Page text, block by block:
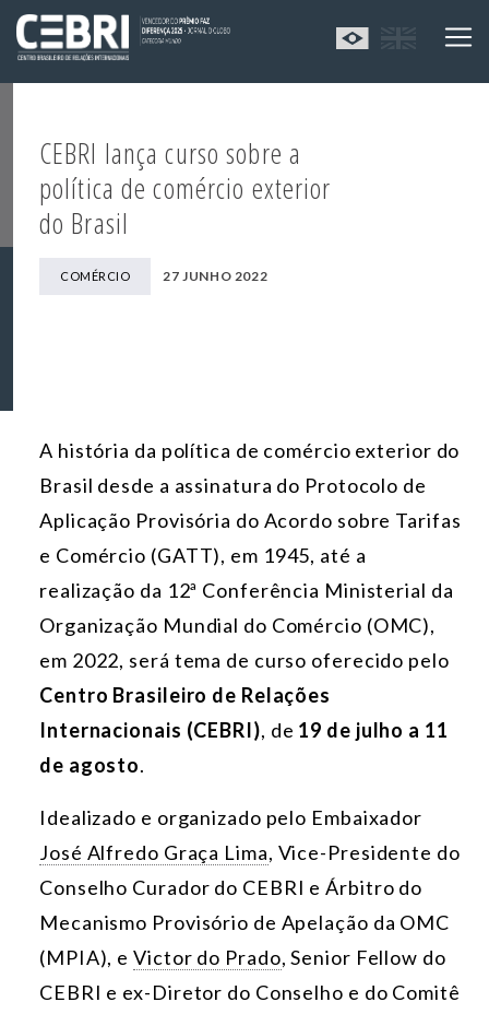
CEBRI lança curso sobre a
política de comércio exterior
do Brasil
COMÉRCIO 27 JUNHO 2022
A história da política de comércio exterior do
Brasil desde a assinatura do Protocolo de
Aplicação Provisória do Acordo sobre Tarifas
e Comércio (GATT), em 1945, até a
realização da 12ª Conferência Ministerial da
Organização Mundial do Comércio (OMC),
em 2022, será tema de curso oferecido pelo
Centro Brasileiro de Relações
Internacionais (CEBRI), de 19 de julho a 11
de agosto.
Idealizado e organizado pelo Embaixador
José Alfredo Graça Lima, Vice-Presidente do
Conselho Curador do CEBRI e Árbitro do
Mecanismo Provisório de Apelação da OMC
(MPIA), eVictor do Prado, Senior Fellow do
CEBRI e ex-Diretor do Conselho e do Comitê